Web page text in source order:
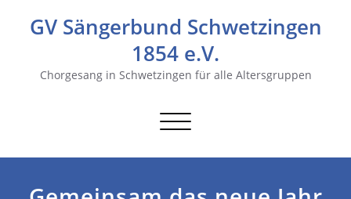
GV Sängerbund Schwetzingen
1854 e.V.
Chorgesang in Schwetzingen für alle Altersgruppen
Navigation